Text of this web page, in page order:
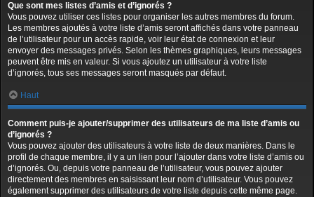
Que sont mes listes d’amis et d’ignorés ?
Vous pouvez utiliser ces listes pour organiser les autres membres du forum.
Les membres ajoutés à votre liste d’amis seront affichés dans votre panneau
de l’utilisateur pour un accès rapide, voir leur état de connexion et leur
envoyer des messages privés. Selon les thèmes graphiques, leurs messages
peuvent être mis en valeur. Si vous ajoutez un utilisateur à votre liste
d’ignorés, tous ses messages seront masqués par défaut.
Haut
Comment puis-je ajouter/supprimer des utilisateurs de ma liste d’amis ou
d’ignorés ?
Vous pouvez ajouter des utilisateurs à votre liste de deux manières. Dans le
profil de chaque membre, il y a un lien pour l’ajouter dans votre liste d’amis ou
d’ignorés. Ou, depuis votre panneau de l’utilisateur, vous pouvez ajouter
directement des membres en saisissant leur nom d’utilisateur. Vous pouvez
également supprimer des utilisateurs de votre liste depuis cette même page.